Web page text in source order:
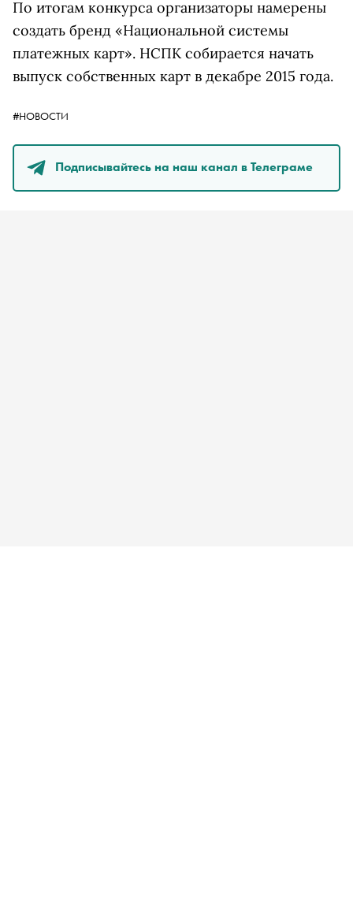
По итогам конкурса организаторы намерены
создать бренд «Национальной системы
платежных карт». НСПК собирается начать
выпуск собственных карт в декабре 2015 года.
#НОВОСТИ
Подписывайтесь на наш канал в Телеграме